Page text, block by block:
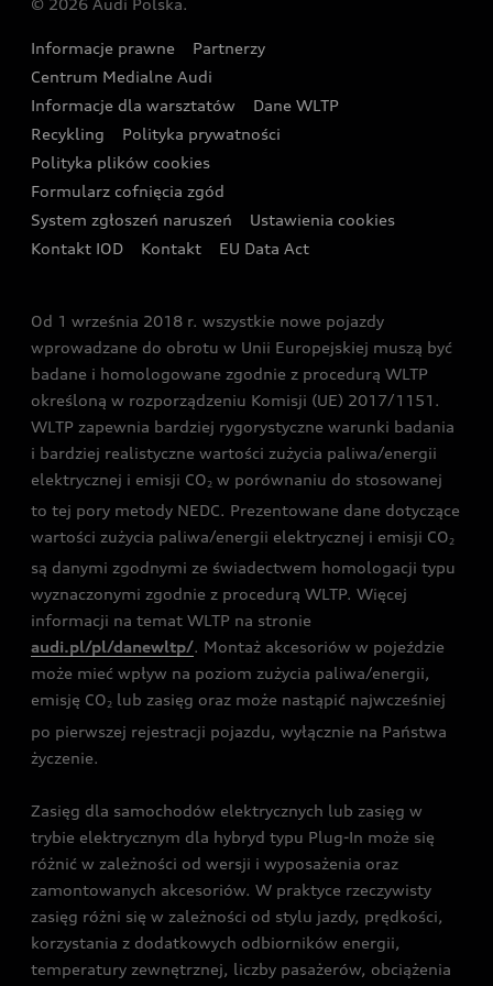
Wyszukaj najbliższego Partnera Audi
Oferta dla przedsiębiorców
Oferta dla klientów prywatnych
Kalkulator rat
Ubezpieczenie
Audi exclusive
Zasięg
Gwarancja
Akcje serwisowe Audi
Katalog online akcesoriów
Audi i Muzeum Sztuki Nowoczesnej w Warszawie
Audi driving experience
Audi quattro Cup
Audi i Puchar Świata w Skokach Narciarskich w
Zakopanem
© 2026 Audi Polska.
Informacje prawne
Partnerzy
Centrum Medialne Audi
Informacje dla warsztatów
Dane WLTP
Recykling
Polityka prywatności
Polityka plików cookies
Formularz cofnięcia zgód
System zgłoszeń naruszeń
Ustawienia cookies
Kontakt IOD
Kontakt EU Data Act
Od 1 września 2018 r. wszystkie nowe pojazdy
wprowadzane do obrotu w Unii Europejskiej muszą być
badane i homologowane zgodnie z procedurą WLTP
określoną w rozporządzeniu Komisji (UE) 2017/1151.
WLTP zapewnia bardziej rygorystyczne warunki badania
i bardziej realistyczne wartości zużycia paliwa/energii
elektrycznej i emisji CO2 w porównaniu do stosowanej
to tej pory metody NEDC. Prezentowane dane dotyczące
wartości zużycia paliwa/energii elektrycznej i emisji CO2
są danymi zgodnymi ze świadectwem homologacji typu
wyznaczonymi zgodnie z procedurą WLTP. Więcej
informacji na temat WLTP na stronie
audi.pl/pl/danewltp/. Montaż akcesoriów w pojeździe
może mieć wpływ na poziom zużycia paliwa/energii,
emisję CO2 lub zasięg oraz może nastąpić najwcześniej
po pierwszej rejestracji pojazdu, wyłącznie na Państwa
życzenie.
Zasięg dla samochodów elektrycznych lub zasięg w
trybie elektrycznym dla hybryd typu Plug-In może się
różnić w zależności od wersji i wyposażenia oraz
zamontowanych akcesoriów. W praktyce rzeczywisty
zasięg różni się w zależności od stylu jazdy, prędkości,
korzystania z dodatkowych odbiorników energii,
temperatury zewnętrznej, liczby pasażerów, obciążenia